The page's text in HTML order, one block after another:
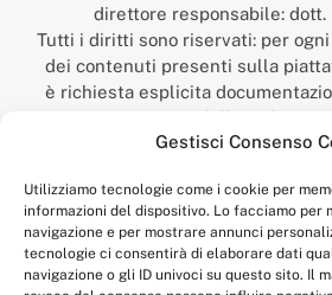
Gestisci Consenso
Utilizziamo tecnologie come i cookie per
informazioni del dispositivo. Lo facciamo per
navigazione e per mostrare annunci
tecnologie ci consentirà di elaborare dati
navigazione o gli ID univoci su questo sito. Il
direttore responsabile: dott.
Tutti i diritti sono riservati: per
dei contenuti presenti sulla
è richiesta esplicita
della redazione.
“Anagnia” è un marchio registrato
Economico,
num. registrazione:
Per contatti: